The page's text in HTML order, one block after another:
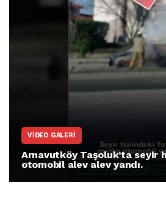
VIDEO GALERI
Arnavutköy Taşoluk’ta seyir
otomobil alev alev yandı.